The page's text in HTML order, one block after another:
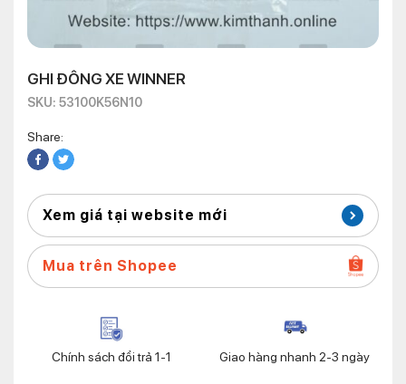
GHI ĐÔNG XE WINNER
SKU: 53100K56N10
Share:
Xem giá tại website mới
Mua trên Shopee
Chính sách đổi trả 1-1 Giao hàng nhanh 2-3 ngày